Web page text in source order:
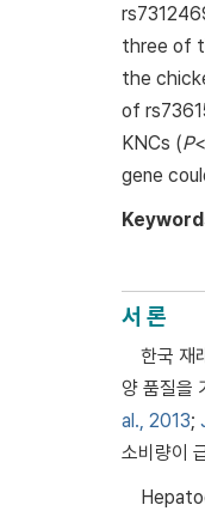
three of
the
of
KNCs (P
gene
서 론
한국 재
양 품질을
al., 2013;
소비량이